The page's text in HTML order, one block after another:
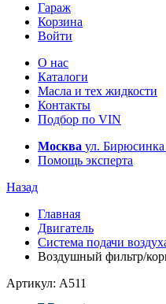
Гараж
Корзина
Войти
О нас
Каталоги
Масла и тех жидкости
Контакты
Подбор по VIN
Москва ул. Бирюсинка
Помощь эксперта
Назад
Главная
Двигатель
Система подачи
Воздушный фильтр/
Артикул: A511